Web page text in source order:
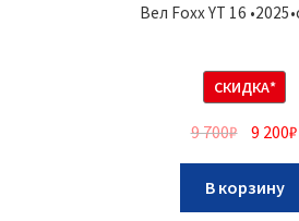
Вел Foxx YT 16
СКИДКА*
9 700₽ 9 200₽
В корзину